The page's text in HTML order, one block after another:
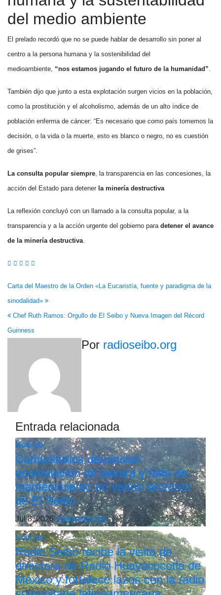
del medio ambiente
El prelado recordó que no se puede hablar de desarrollo sin poner al
centro a la persona humana y la sostenibilidad del
medioambiente, “nos estamos jugando el futuro de la humanidad”.
También dijo que junto a esta explotación surgen vicios en la población,
como la prostitución y el alcoholismo, además de un alto índice de
población enferma de cáncer: “Es necesario que como país tomemos la
decisión, o la vida o la muerte, esto es blanco o negro, no es cuestión
de grises”.
La consulta popular siempre, la transparencia en las concesiones, la
acción del Estado para detener la minería destructiva
La reflexión concluyó con un llamado a la consulta popular, a la
transparencia y a la acción urgente del gobierno para detener el avance
de la minería destructiva.
Navegación
de
entradas
Carta del Maestro de la Orden «La Eucaristía, fuente y paradigma de la
sinodalidad»
Chef Ruth Ramos: Orgullo de El Seibo y Nueva Imagen del Récord
Guinness
Por radioseibo.org
Entrada relacionada
Noticias
Comunitarios denuncian
acumulación de basura y falta de
mantenimiento en varios sectores
de El Seibo
Jul 8, 2026radioseibo.org
Noticias
Radio Seibo recibe la visita de
directora de Radio Huayacocotla de
México y fortalece lazos con la radio